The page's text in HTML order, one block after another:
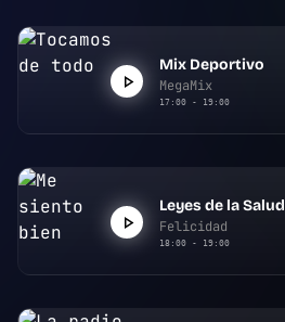
Mix Deportivo
MegaMix
17:00 - 19:00
Leyes de la Salud
Felicidad
18:00 - 19:00